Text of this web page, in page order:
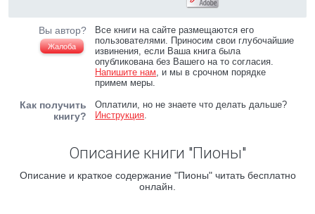
Вы автор?
Жалоба
Все книги на сайте размещаются его
пользователями. Приносим свои глубочайшие
извинения, если Ваша книга была
опубликована без Вашего на то согласия.
Напишите нам, и мы в срочном порядке
примем меры.
Как получить
книгу?
Оплатили, но не знаете что делать дальше?
Инструкция.
Описание книги "Пионы"
Описание и краткое содержание "Пионы" читать бесплатно
онлайн.